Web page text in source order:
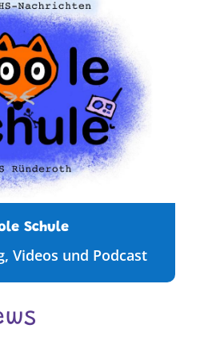
Schule
Videos und Podcast